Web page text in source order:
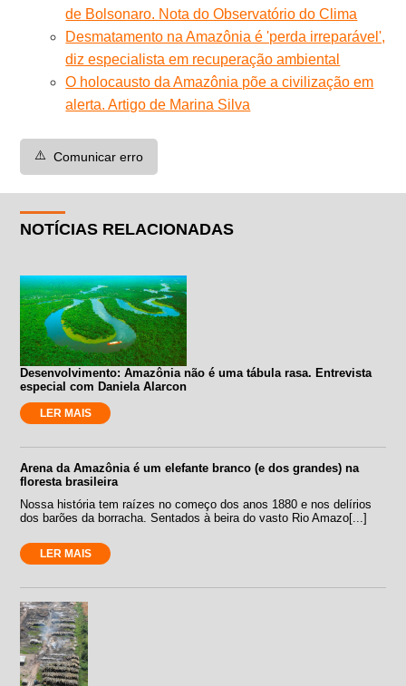
de Bolsonaro. Nota do Observatório do Clima
Desmatamento na Amazônia é 'perda irreparável',
diz especialista em recuperação ambiental
O holocausto da Amazônia põe a civilização em
alerta. Artigo de Marina Silva
⚠️ Comunicar erro
NOTÍCIAS RELACIONADAS
Desenvolvimento: Amazônia não é uma tábula rasa. Entrevista
especial com Daniela Alarcon
LER MAIS
Arena da Amazônia é um elefante branco (e dos grandes) na
floresta brasileira
Nossa história tem raízes no começo dos anos 1880 e nos delírios
dos barões da borracha. Sentados à beira do vasto Rio Amazo[...]
LER MAIS